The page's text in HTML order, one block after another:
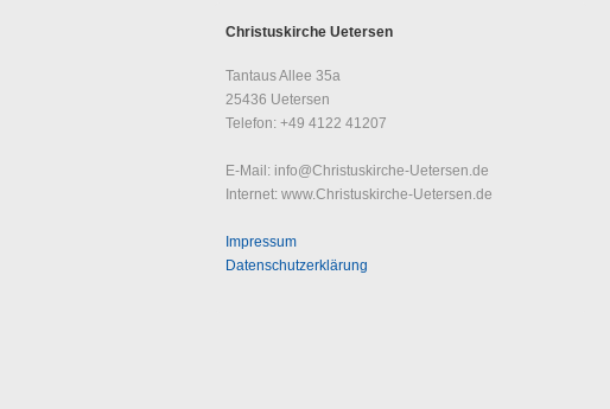
Christuskirche Uetersen
Tantaus Allee 35a
25436 Uetersen
Telefon: +49 4122 41207
E-Mail: info@Christuskirche-Uetersen.de
Internet: www.Christuskirche-Uetersen.de
Impressum
Datenschutzerklärung